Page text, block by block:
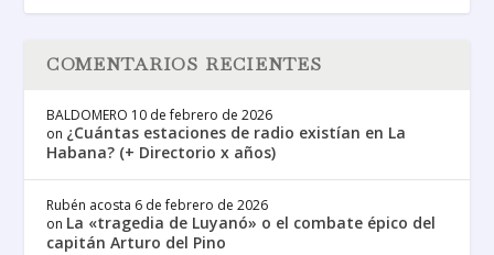
COMENTARIOS RECIENTES
BALDOMERO 10 de febrero de 2026
on ¿Cuántas estaciones de radio existían en La
Habana? (+ Directorio x años)
Rubén acosta 6 de febrero de 2026
on La «tragedia de Luyanó» o el combate épico del
capitán Arturo del Pino